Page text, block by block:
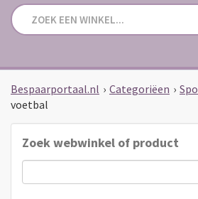
Bespaarportaal.nl › Categoriëen ›
voetbal
Zoek webwinkel of product